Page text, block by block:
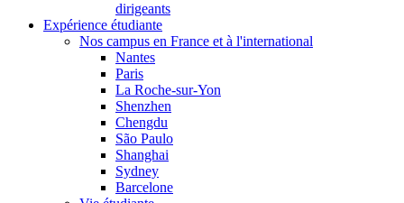
dirigeants
Expérience étudiante
Nos campus en France et à l'international
Nantes
Paris
La Roche-sur-Yon
Shenzhen
Chengdu
São Paulo
Shanghai
Sydney
Barcelone